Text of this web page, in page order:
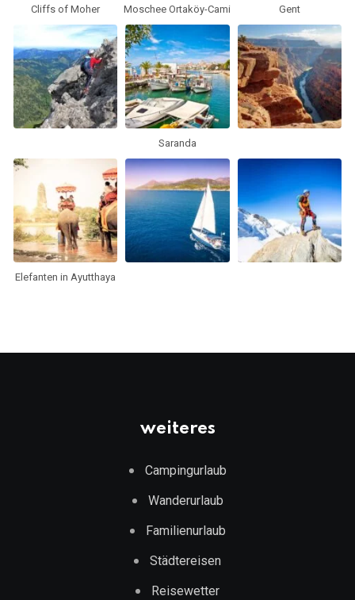
Cliffs of Moher Moschee Ortaköy-Cami Gent
Saranda
Elefanten in Ayutthaya
weiteres
Campingurlaub
Wanderurlaub
Familienurlaub
Städtereisen
Reisewetter